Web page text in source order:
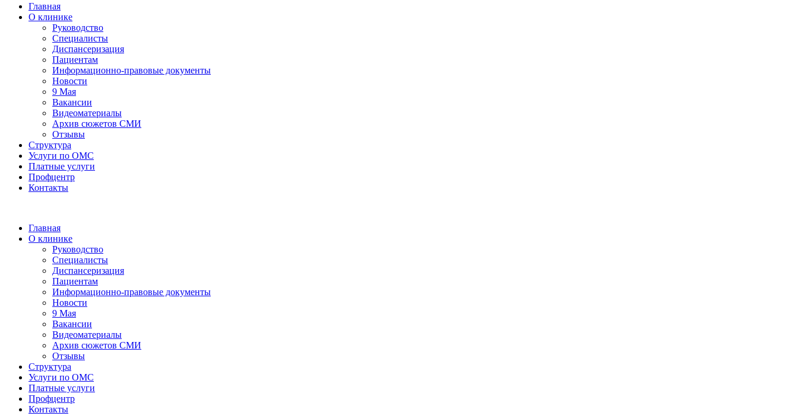
Главная
О клинике
Руководство
Специалисты
Диспансеризация
Пациентам
Информационно-правовые документы
Новости
9 Мая
Вакансии
Видеоматериалы
Архив сюжетов СМИ
Отзывы
Структура
Услуги по ОМС
Платные услуги
Профцентр
Контакты
Главная
О клинике
Руководство
Специалисты
Диспансеризация
Пациентам
Информационно-правовые документы
Новости
9 Мая
Вакансии
Видеоматериалы
Архив сюжетов СМИ
Отзывы
Структура
Услуги по ОМС
Платные услуги
Профцентр
Контакты